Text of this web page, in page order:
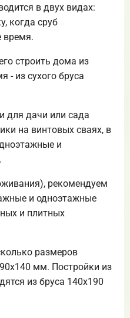
в двух видах:
когда сруб
время.
строить дома из
- из сухого бруса
для дачи или сада
на винтовых сваях, в
и
рекомендуем
и одноэтажные
и плитных
размеров
мм. Постройки из
из бруса 140х190